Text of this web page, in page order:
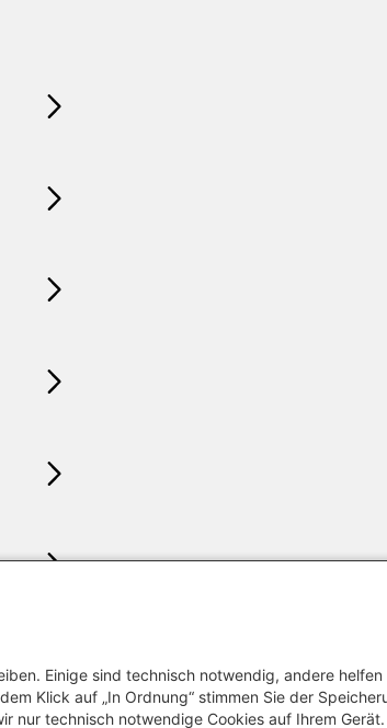
Einige sind technisch notwendig, andere
Klick auf „In Ordnung“ stimmen Sie der
nur technisch notwendige Cookies auf Ihrem Gerät.